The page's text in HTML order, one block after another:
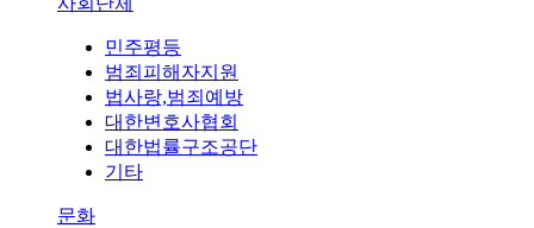
민주평등
범죄피해자지원
법사랑,범죄예방
대한변호사협회
대한법률구조공단
기타
문화